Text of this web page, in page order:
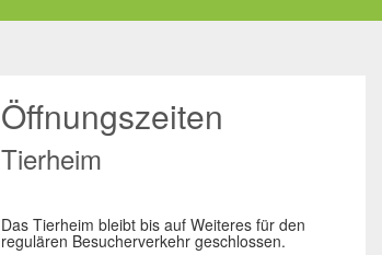
Öffnungszeiten
Tierheim
Das Tierheim bleibt bis auf Weiteres für den
regulären Besucherverkehr geschlossen.